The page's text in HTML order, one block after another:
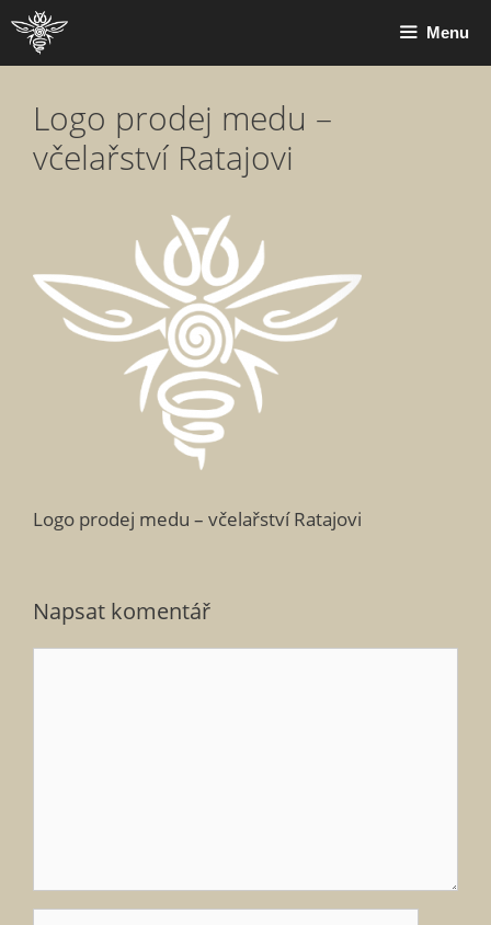
Přeskočit
na
obsah
Menu
Logo prodej medu –
včelařství Ratajovi
Logo prodej medu – včelařství Ratajovi
Napsat komentář